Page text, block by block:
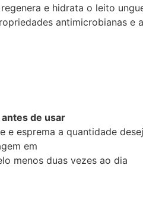
e hidrata o leito
antimicrobianas e
de usar
e esprema a quantidade
em
menos duas vezes ao dia